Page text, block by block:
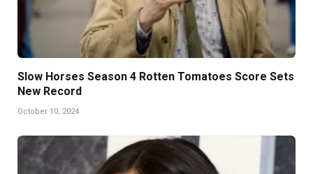
Slow Horses Season 4 Rotten Tomatoes Score Sets
New Record
October 10, 2024